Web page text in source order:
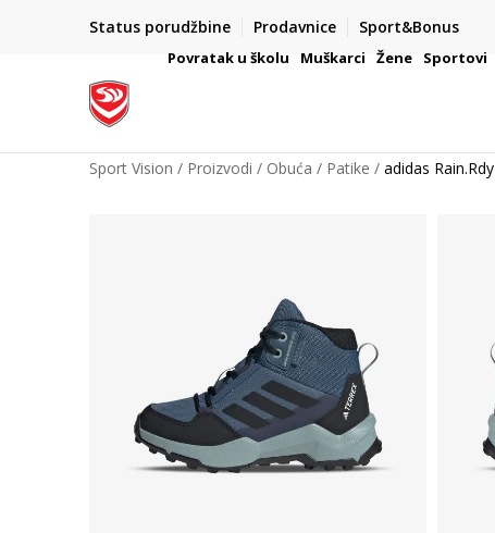
Status porudžbine Prodavnice Sport&Bonus
VAŽNO OBAVEŠTENJE ZA POTROŠAČE
Povratak u školu Muškarci Žene Sportovi
Sport Vision Proizvodi Obuća Patike adidas Rain.Rdy